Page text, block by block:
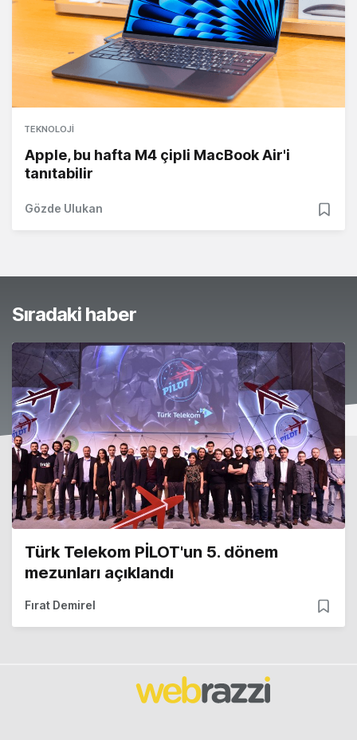
TEKNOLOJI
Apple, bu hafta M4 çipli MacBook Air'i
tanıtabilir
Gözde Ulukan
Sıradaki haber
Türk Telekom PİLOT'un 5. dönem
mezunları açıklandı
Fırat Demirel